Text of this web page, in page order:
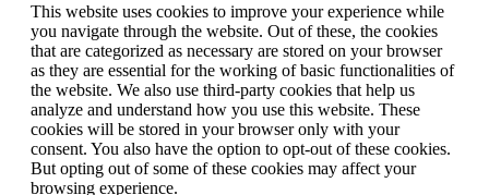
This website uses cookies to improve your experience while
you navigate through the website. Out of these, the cookies
that are categorized as necessary are stored on your browser
as they are essential for the working of basic functionalities of
the website. We also use third-party cookies that help us
analyze and understand how you use this website. These
cookies will be stored in your browser only with your
consent. You also have the option to opt-out of these cookies.
But opting out of some of these cookies may affect your
browsing experience.